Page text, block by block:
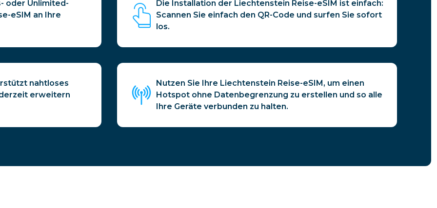
oder Unlimited-
eSIM an Ihre
Die Installation der Liechtenstein Reise-eSIM ist einfach:
Scannen Sie einfach den QR-Code und surfen Sie sofort
los.
nahtloses
erweitern
Nutzen Sie Ihre Liechtenstein Reise-eSIM, um einen
Hotspot ohne Datenbegrenzung zu erstellen und so alle
Ihre Geräte verbunden zu halten.